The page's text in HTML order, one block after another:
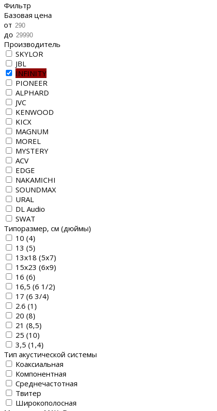
Фильтр
Базовая цена
от
до
Производитель
SKYLOR
JBL
INFINITY
PIONEER
ALPHARD
JVC
KENWOOD
KICX
MAGNUM
MOREL
MYSTERY
ACV
EDGE
NAKAMICHI
SOUNDMAX
URAL
DL Audio
SWAT
Типоразмер, см (дюймы)
10 (4)
13 (5)
13х18 (5х7)
15х23 (6х9)
16 (6)
16,5 (6 1/2)
17 (6 3/4)
2.6 (1)
20 (8)
21 (8,5)
25 (10)
3,5 (1,4)
Тип акустической системы
Коаксиальная
Компонентная
Среднечастотная
Твитер
Широкополосная